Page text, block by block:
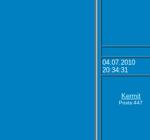
04.07.2010
20:34:31
Kermit
Posts:447